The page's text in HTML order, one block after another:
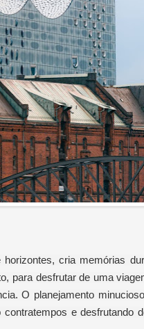
cria memórias
para desfrutar de uma
O planejamento
e desfrutando